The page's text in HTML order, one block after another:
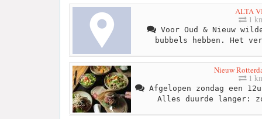
ALTA
1
Voor Oud & Nieuw
bubbels hebben. Het
Nieuw
1
Afgelopen zondag een
Alles duurde langer: